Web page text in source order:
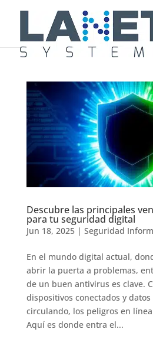
Descubre las principales
para tu seguridad digital
Jun 18, 2025| Seguridad
En el mundo digital actual,
abrir la puerta a problemas,
de un buen antivirus es clave.
dispositivos conectados y
circulando, los peligros en
Aquí es donde entra el...